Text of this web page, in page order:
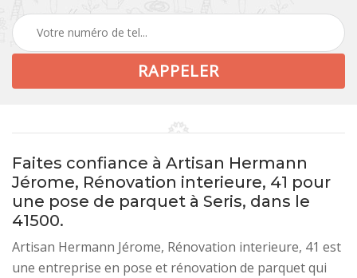
Faites confiance à Artisan Hermann
Jérome, Rénovation interieure, 41 pour
une pose de parquet à Seris, dans le
41500.
Artisan Hermann Jérome, Rénovation interieure, 41 est
une entreprise en pose et rénovation de parquet qui